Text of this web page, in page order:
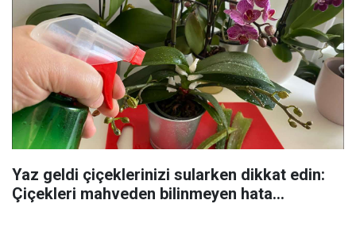
Yaz geldi çiçeklerinizi sularken dikkat edin:
Çiçekleri mahveden bilinmeyen hata...